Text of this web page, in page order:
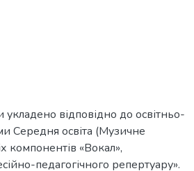
відповідно до освітньо-
Середня освіта (Музичне
компонентів «Вокал»,
педагогічного репертуару».